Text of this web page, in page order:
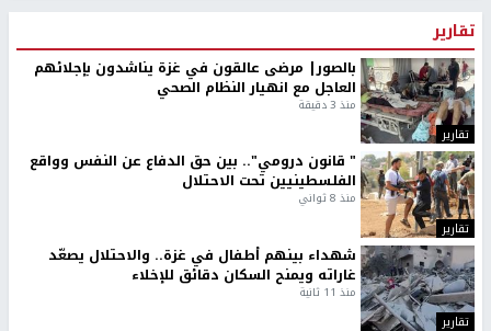
تقارير
تقارير
بالصور| مرضى عالقون في غزة يناشدون بإجلائهم
العاجل مع انهيار النظام الصحي
منذ 3 دقيقة
تقارير
" قانون درومي".. بين حق الدفاع عن النفس وواقع
الفلسطينيين تحت الاحتلال
منذ 8 ثواني
تقارير
شهداء بينهم أطفال في غزة.. والاحتلال يصعّد
غاراته ويمنح السكان دقائق للإخلاء
منذ 11 ثانية